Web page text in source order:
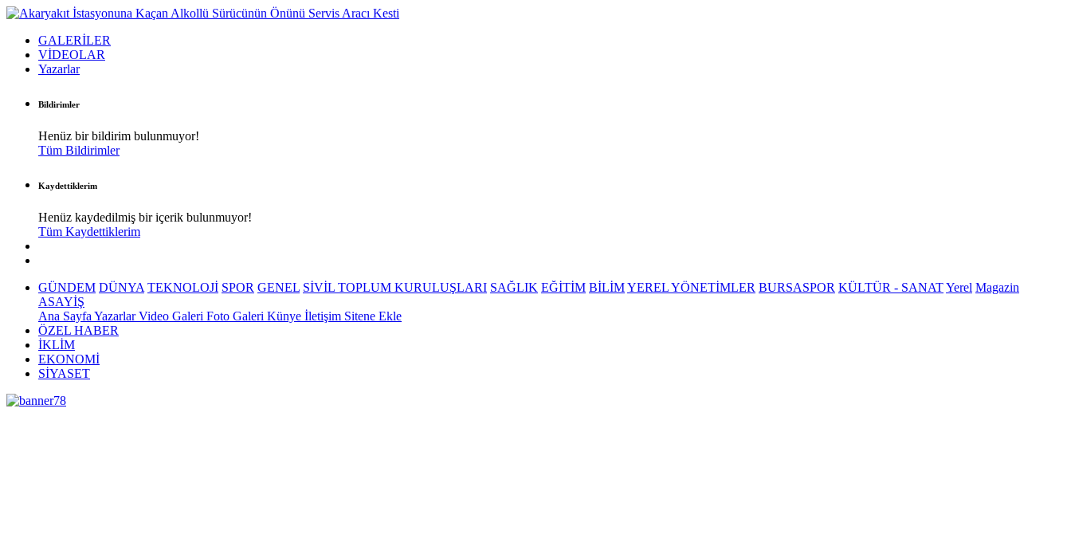
GALERİLER
VİDEOLAR
Yazarlar
Bildirimler
Henüz bir bildirim bulunmuyor!
Tüm Bildirimler
Kaydettiklerim
Henüz kaydedilmiş bir içerik bulunmuyor!
Tüm Kaydettiklerim
GÜNDEM DÜNYA TEKNOLOJİ SPOR GENEL SİVİL TOPLUM KURULUŞLARI SAĞLIK EĞİTİM BİLİMYEREL YÖNETİMLER BURSASPOR KÜLTÜR - SANATYerel Magazin
ASAYİŞ
Ana Sayfa YazarlarVideo Galeri Foto Galeri Künye İletişim Sitene Ekle
ÖZEL HABER
İKLİM
EKONOMİ
SİYASET